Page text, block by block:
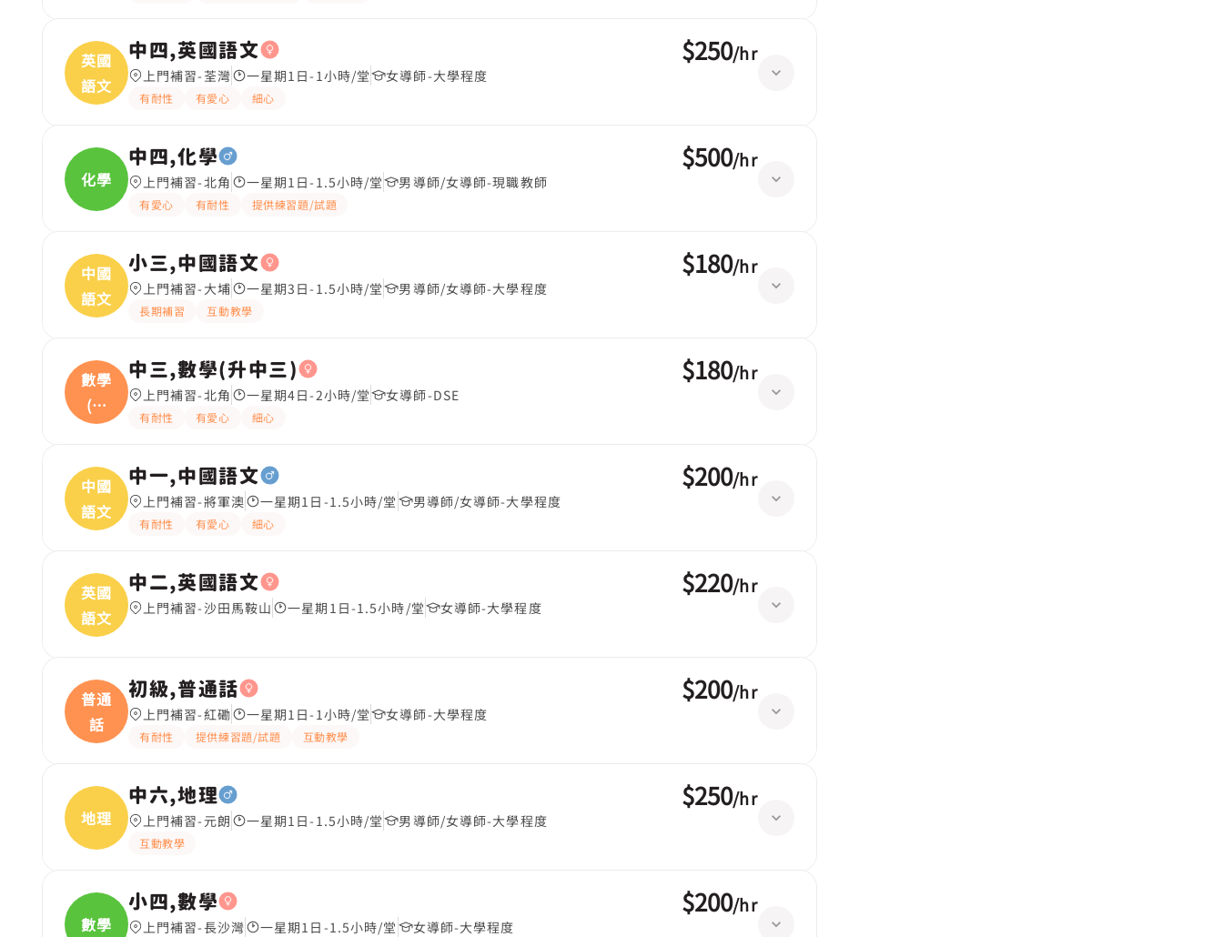
英國
語文
中四,英國語文
上門補習-荃灣 一星期1日-1小時/堂 女導師-大學程度
有耐性 有愛心 細心
$250/hr
化學
中四,化學
上門補習-北角 一星期1日-1.5小時/堂 男導師/女導師-現職教師
有愛心 有耐性 提供練習題/試題
$500/hr
中國
語文
小三,中國語文
上門補習-大埔 一星期3日-1.5小時/堂 男導師/女導師-大學程度
長期補習 互動教學
$180/hr
數學
(升
中
中三,數學(升中三)
上門補習-北角 一星期4日-2小時/堂 女導師-DSE
有耐性 有愛心 細心
$180/hr
中國
語文
中一,中國語文
上門補習-將軍澳 一星期1日-1.5小時/堂 男導師/女導師-大學程度
有耐性 有愛心 細心
$200/hr
英國
語文
中二,英國語文
上門補習-沙田馬鞍山 一星期1日-1.5小時/堂 女導師-大學程度
$220/hr
普通
話
初級,普通話
上門補習-紅磡 一星期1日-1小時/堂 女導師-大學程度
有耐性 提供練習題/試題 互動教學
$200/hr
地理
中六,地理
上門補習-元朗 一星期1日-1.5小時/堂 男導師/女導師-大學程度
互動教學
$250/hr
數學
小四,數學
上門補習-長沙灣 一星期1日-1.5小時/堂 女導師-大學程度
$200/hr